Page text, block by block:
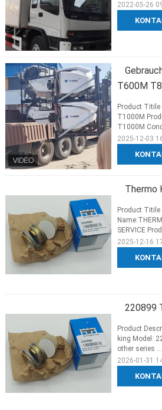
2022-05-26
T600M
Product Titile
T1000M
T1000M
2025-12-03
Thermo
Product
SERVICE
2025-12-16
220899
Product
king Model:
other series ...
2026-01-31